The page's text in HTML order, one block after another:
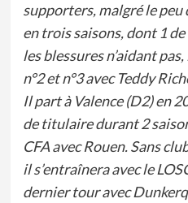
supporters, malgré le peu
en trois saisons, dont 1
les blessures n’aidant
n°2 et n°3 avec Teddy
Il part à Valence (D2) en
de titulaire durant 2
CFA avec Rouen. Sans
il s’entraînera avec le
dernier tour avec